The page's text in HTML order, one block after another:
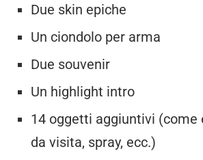
Due skin epiche
Un ciondolo per arma
Due souvenir
Un highlight intro
14 oggetti aggiuntivi
da visita, spray, ecc.)